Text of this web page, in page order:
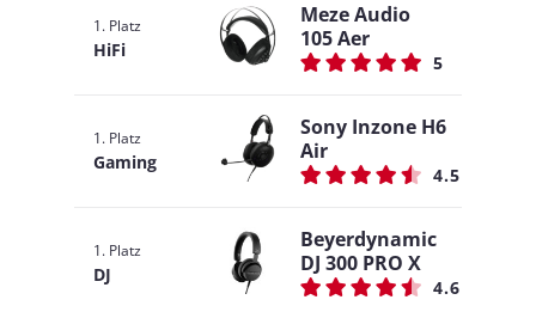
1. Platz
HiFi
Meze Audio
105 Aer
5
1. Platz
Gaming
Sony Inzone H6
Air
4.5
1. Platz
DJ
Beyerdynamic
DJ 300 PRO X
4.6